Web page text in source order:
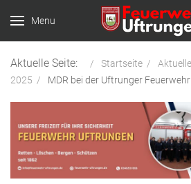
Menu
Aktuelle Seite: Startseite
2025
MDR bei der Uftrunger Feuerwehr